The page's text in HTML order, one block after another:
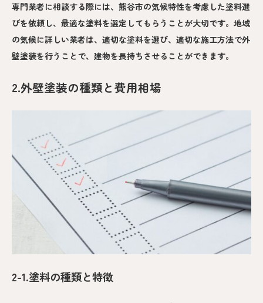
専門業者に相談する際には、熊谷市の気候特性を考慮した塗料選
びを依頼し、最適な塗料を選定してもらうことが大切です。地域
の気候に詳しい業者は、適切な塗料を選び、適切な施工方法で外
壁塗装を行うことで、建物を長持ちさせることができます。
2.外壁塗装の種類と費用相場
2-1.塗料の種類と特徴